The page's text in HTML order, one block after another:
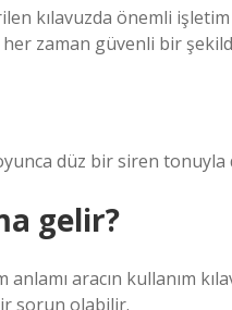
kılavuzda önemli işletim
zaman güvenli bir
düz bir siren
gelir?
aracın kullanım
sorun olabilir.